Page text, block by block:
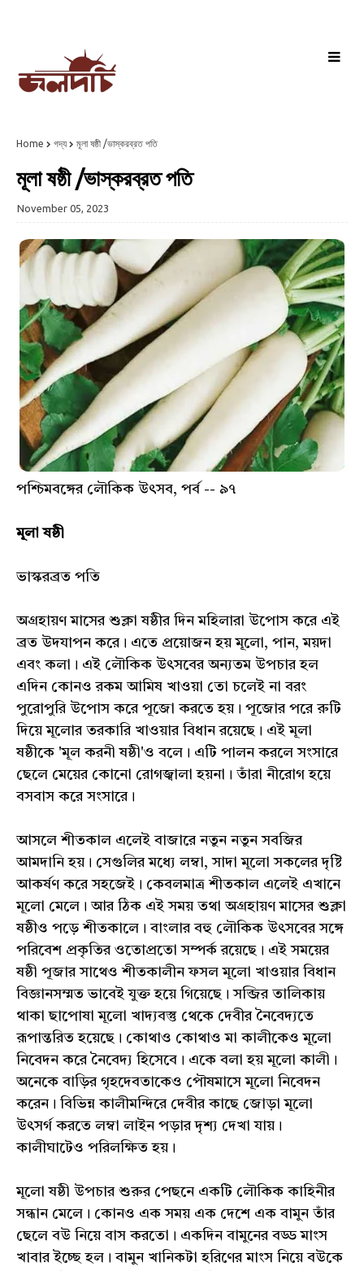
Home গদ্য মূলা ষষ্ঠী /ভাস্করব্রত পতি
মূলা ষষ্ঠী /ভাস্করব্রত পতি
November 05, 2023
পশ্চিমবঙ্গের লৌকিক উৎসব, পর্ব -- ৯৭
মূলা ষষ্ঠী
ভাস্করব্রত পতি
অগ্রহায়ণ মাসের শুক্লা ষষ্ঠীর দিন মহিলারা উপোস করে এই
ব্রত উদযাপন করে। এতে প্রয়োজন হয় মূলো, পান, ময়দা
এবং কলা। এই লৌকিক উৎসবের অন্যতম উপচার হল
এদিন কোনও রকম আমিষ খাওয়া তো চলেই না বরং
পুরোপুরি উপোস করে পূজো করতে হয়। পূজোর পরে রুটি
দিয়ে মূলোর তরকারি খাওয়ার বিধান রয়েছে। এই মূলা
ষষ্ঠীকে 'মূল করনী ষষ্ঠী'ও বলে। এটি পালন করলে সংসারে
ছেলে মেয়ের কোনো রোগজ্বালা হয়না। তাঁরা নীরোগ হয়ে
বসবাস করে সংসারে।
আসলে শীতকাল এলেই বাজারে নতুন নতুন সবজির
আমদানি হয়। সেগুলির মধ্যে লম্বা, সাদা মূলো সকলের দৃষ্টি
আকর্ষণ করে সহজেই। কেবলমাত্র শীতকাল এলেই এখানে
মূলো মেলে। আর ঠিক এই সময় তথা অগ্রহায়ণ মাসের শুক্লা
ষষ্ঠীও পড়ে শীতকালে। বাংলার বহু লৌকিক উৎসবের সঙ্গে
পরিবেশ প্রকৃতির ওতোপ্রতো সম্পর্ক রয়েছে। এই সময়ের
ষষ্ঠী পূজার সাথেও শীতকালীন ফসল মূলো খাওয়ার বিধান
বিজ্ঞানসম্মত ভাবেই যুক্ত হয়ে গিয়েছে। সব্জির তালিকায়
থাকা ছাপোষা মূলো খাদ্যবস্তু থেকে দেবীর নৈবেদ্যতে
রূপান্তরিত হয়েছে। কোথাও কোথাও মা কালীকেও মূলো
নিবেদন করে নৈবেদ্য হিসেবে। একে বলা হয় মূলো কালী।
অনেকে বাড়ির গৃহদেবতাকেও পৌষমাসে মূলো নিবেদন
করেন। বিভিন্ন কালীমন্দিরে দেবীর কাছে জোড়া মূলো
উৎসর্গ করতে লম্বা লাইন পড়ার দৃশ্য দেখা যায়।
কালীঘাটেও পরিলক্ষিত হয়।
মূলো ষষ্ঠী উপচার শুরুর পেছনে একটি লৌকিক কাহিনীর
সন্ধান মেলে। কোনও এক সময় এক দেশে এক বামুন তাঁর
ছেলে বউ নিয়ে বাস করতো। একদিন বামুনের বড্ড মাংস
খাবার ইচ্ছে হল। বামুন খানিকটা হরিণের মাংস নিয়ে বউকে